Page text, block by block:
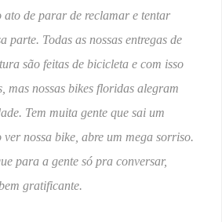
ato de parar de reclamar e tentar
parte. Todas as nossas entregas de
são feitas de bicicleta e com isso
mas nossas bikes floridas alegram
Tem muita gente que sai um
ver nossa bike, abre um mega sorriso.
para a gente só pra conversar,
gratificante.